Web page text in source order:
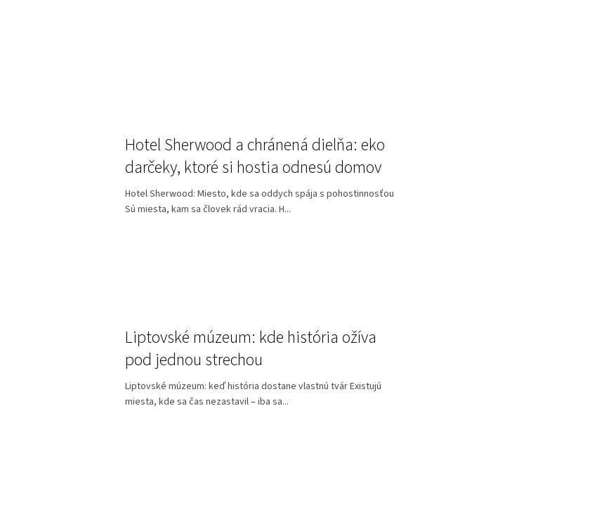
Hotel Sherwood a chránená dielňa: eko
darčeky, ktoré si hostia odnesú domov
Hotel Sherwood: Miesto, kde sa oddych spája s pohostinnosťou
Sú miesta, kam sa človek rád vracia. H...
Liptovské múzeum: kde história ožíva
pod jednou strechou
Liptovské múzeum: keď história dostane vlastnú tvár Existujú
miesta, kde sa čas nezastavil – iba sa...